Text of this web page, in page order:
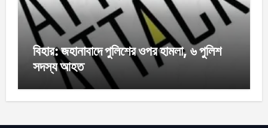
বিহার: জহানাবাদে পুলিশের ওপর হামলা, ৬ পুলিশ
সদস্য আহত